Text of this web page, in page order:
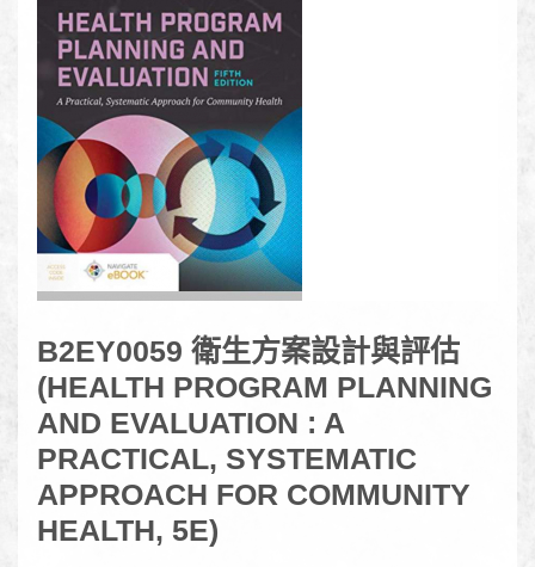
B2EY0059 衛生方案設計與評估
(HEALTH PROGRAM PLANNING
AND EVALUATION : A
PRACTICAL, SYSTEMATIC
APPROACH FOR COMMUNITY
HEALTH, 5E)